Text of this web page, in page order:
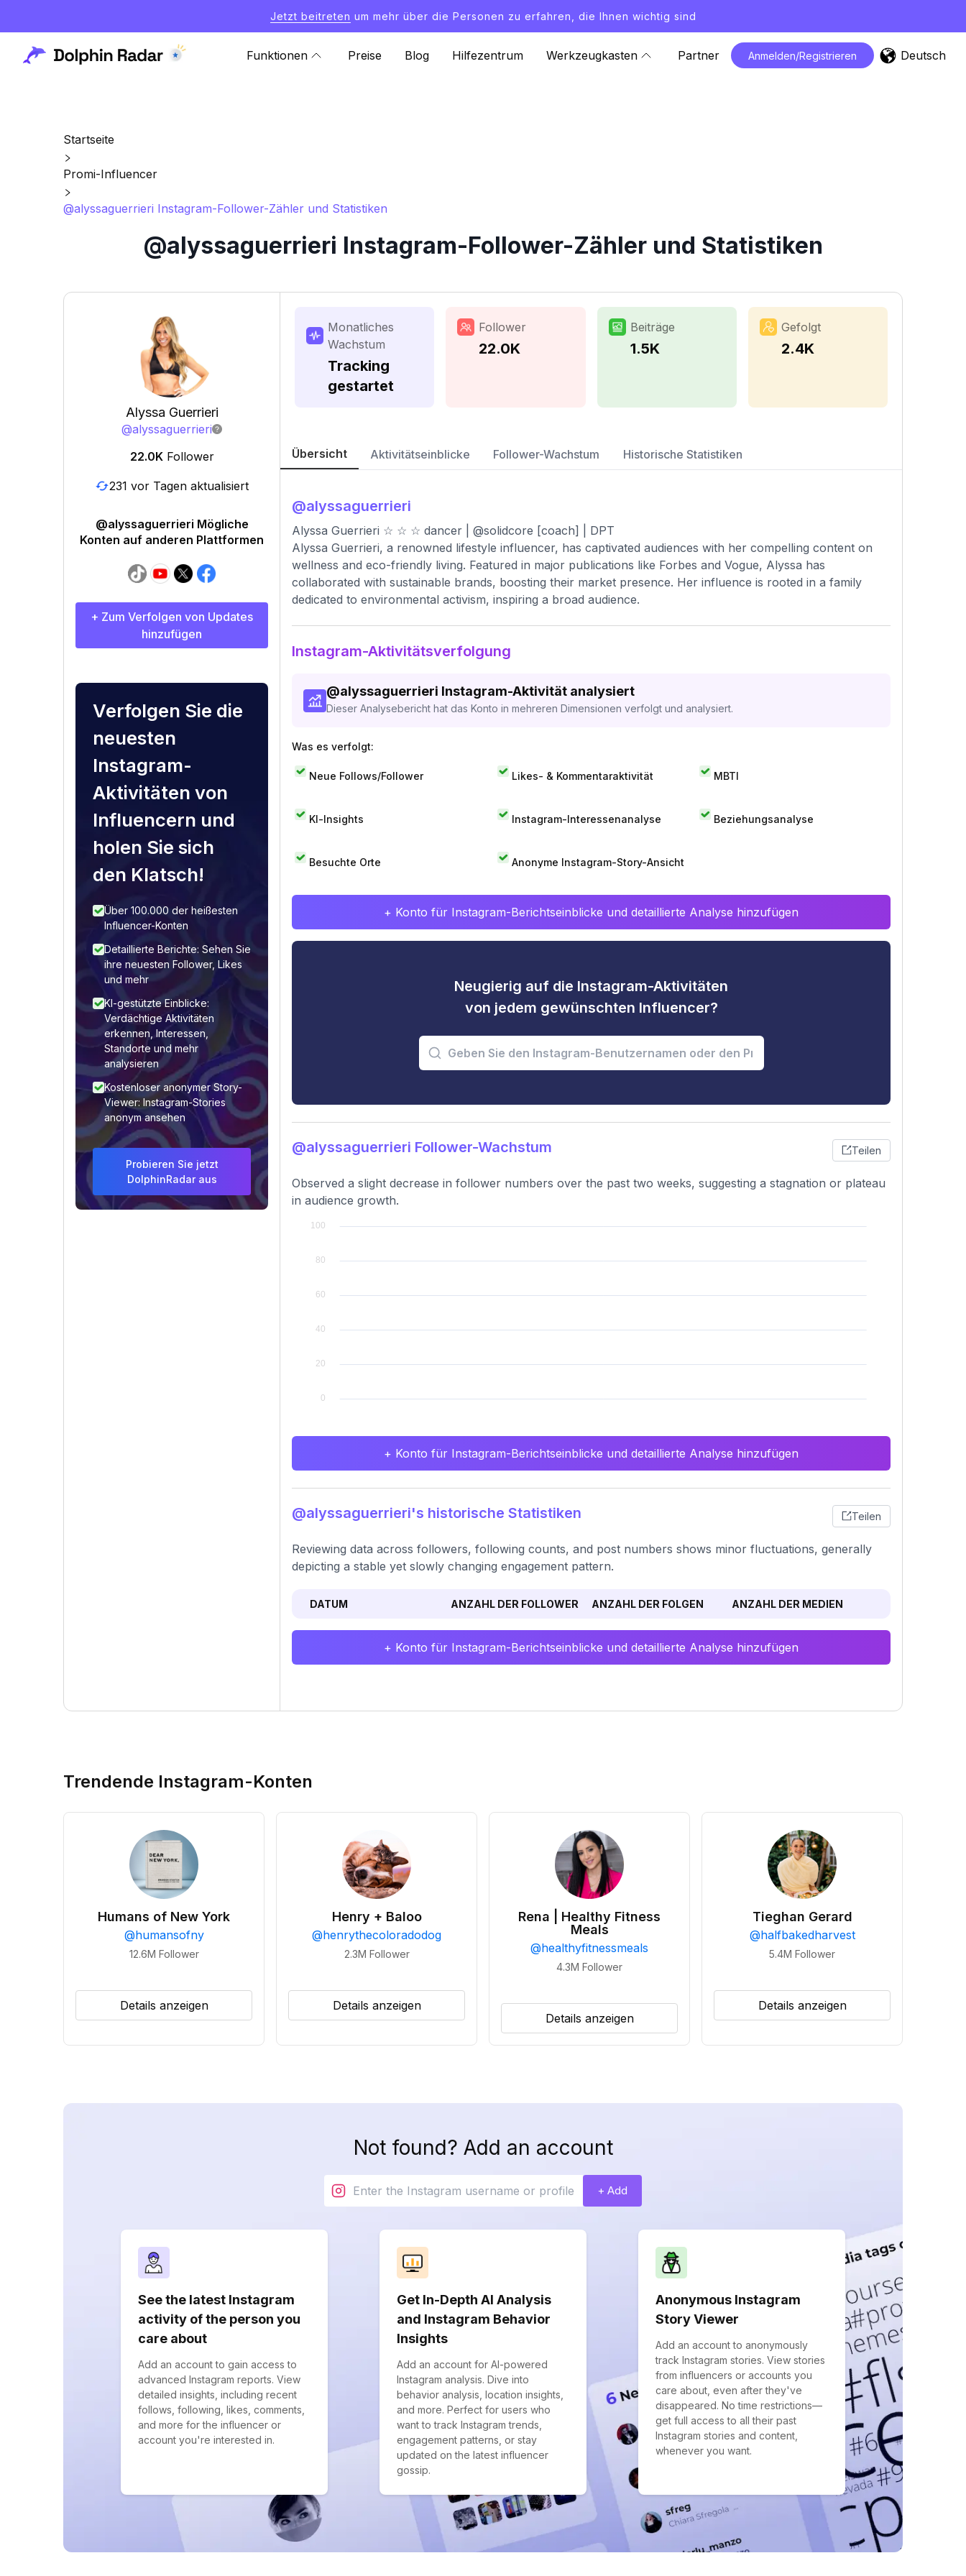
Jetzt beitreten um mehr über die Personen zu erfahren, die Ihnen wichtig sind
Funktionen Preise Blog Hilfezentrum Werkzeugkasten Partner Anmelden/Registrieren Deutsch
Startseite
Promi-Influencer
@alyssaguerrieri Instagram-Follower-Zähler und Statistiken
@alyssaguerrieri Instagram-Follower-Zähler und Statistiken
Alyssa Guerrieri
@alyssaguerrieri
22.0K Follower
231 vor Tagen aktualisiert
@alyssaguerrieri Mögliche
Konten auf anderen Plattformen
+ Zum Verfolgen von Updates
hinzufügen
Verfolgen Sie die
neuesten
Instagram-
Aktivitäten von
Influencern und
holen Sie sich
den Klatsch!
Über 100.000 der heißesten
Influencer-Konten
Detaillierte Berichte: Sehen Sie
ihre neuesten Follower, Likes
und mehr
KI-gestützte Einblicke:
Verdächtige Aktivitäten
erkennen, Interessen,
Standorte und mehr
analysieren
Kostenloser anonymer Story-
Viewer: Instagram-Stories
anonym ansehen
Probieren Sie jetzt
DolphinRadar aus
Monatliches
Wachstum
Tracking
gestartet
Follower
22.0K
Beiträge
1.5K
Gefolgt
2.4K
Übersicht Aktivitätseinblicke Follower-Wachstum Historische Statistiken
@alyssaguerrieri
Alyssa Guerrieri ☆ ☆ ☆⁣ dancer | @solidcore [coach] | DPT
Alyssa Guerrieri, a renowned lifestyle influencer, has captivated audiences with her compelling content on
wellness and eco-friendly living. Featured in major publications like Forbes and Vogue, Alyssa has
collaborated with sustainable brands, boosting their market presence. Her influence is rooted in a family
dedicated to environmental activism, inspiring a broad audience.
Instagram-Aktivitätsverfolgung
@alyssaguerrieri Instagram-Aktivität analysiert
Dieser Analysebericht hat das Konto in mehreren Dimensionen verfolgt und analysiert.
Was es verfolgt:
Neue Follows/Follower Likes- & Kommentaraktivität MBTI
KI-Insights Instagram-Interessenanalyse Beziehungsanalyse
Besuchte Orte Anonyme Instagram-Story-Ansicht
+ Konto für Instagram-Berichtseinblicke und detaillierte Analyse hinzufügen
Neugierig auf die Instagram-Aktivitäten
von jedem gewünschten Influencer?
@alyssaguerrieri Follower-Wachstum Teilen
Observed a slight decrease in follower numbers over the past two weeks, suggesting a stagnation or plateau
in audience growth.
+ Konto für Instagram-Berichtseinblicke und detaillierte Analyse hinzufügen
@alyssaguerrieri's historische Statistiken Teilen
Reviewing data across followers, following counts, and post numbers shows minor fluctuations, generally
depicting a stable yet slowly changing engagement pattern.
DATUM ANZAHL DER FOLLOWER ANZAHL DER FOLGEN ANZAHL DER MEDIEN
+ Konto für Instagram-Berichtseinblicke und detaillierte Analyse hinzufügen
Trendende Instagram-Konten
Humans of New York
@humansofny
12.6M Follower
Details anzeigen
Henry + Baloo
@henrythecoloradodog
2.3M Follower
Details anzeigen
Rena | Healthy Fitness
Meals
@healthyfitnessmeals
4.3M Follower
Details anzeigen
Tieghan Gerard
@halfbakedharvest
5.4M Follower
Details anzeigen
Not found? Add an account
+ Add
See the latest Instagram
activity of the person you
care about
Add an account to gain access to
advanced Instagram reports. View
detailed insights, including recent
follows, following, likes, comments,
and more for the influencer or
account you're interested in.
Get In-Depth AI Analysis
and Instagram Behavior
Insights
Add an account for AI-powered
Instagram analysis. Dive into
behavior analysis, location insights,
and more. Perfect for users who
want to track Instagram trends,
engagement patterns, or stay
updated on the latest influencer
gossip.
Anonymous Instagram
Story Viewer
Add an account to anonymously
track Instagram stories. View stories
from influencers or accounts you
care about, even after they've
disappeared. No time restrictions—
get full access to all their past
Instagram stories and content,
whenever you want.